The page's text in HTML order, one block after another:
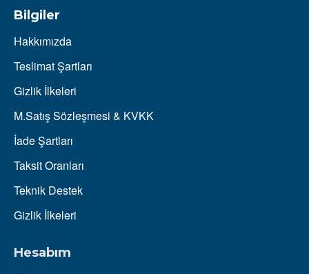
Bilgiler
Hakkımızda
Teslimat Şartları
Gizlik İlkeleri
M.Satış Sözleşmesi & KVKK
İade Şartları
Taksit Oranları
Teknik Destek
Gizlik İlkeleri
Hesabım